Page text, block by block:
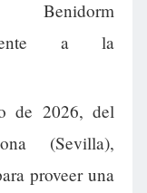
a la
de 2026, del
(Sevilla),
proveer una